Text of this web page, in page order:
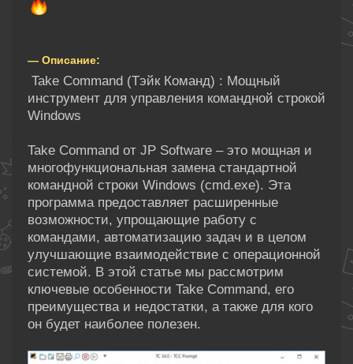
— Описание:
Take Command (Тэйк Команд) : Мощный
инструмент для управления командной строкой
Windows
Take Command от JP Software – это мощная и
многофункциональная замена стандартной
командной строки Windows (cmd.exe). Эта
программа предоставляет расширенные
возможности, упрощающие работу с
командами, автоматизацию задач и в целом
улучшающие взаимодействие с операционной
системой. В этой статье мы рассмотрим
ключевые особенности Take Command, его
преимущества и недостатки, а также для кого
он будет наиболее полезен.